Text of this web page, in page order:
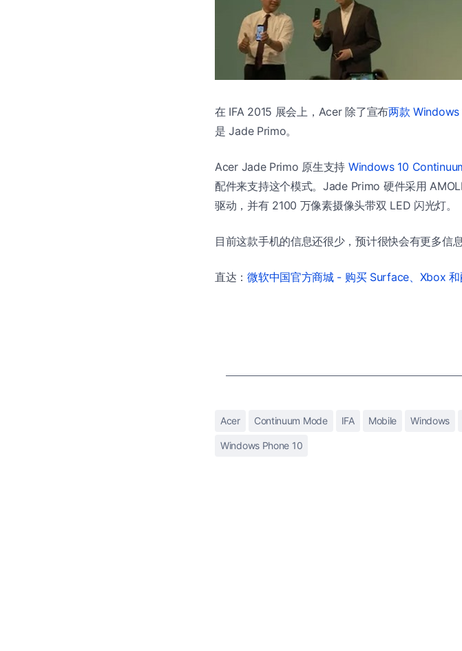
在 IFA 2015 展会上，Acer 除了宣布两款
是 Jade Primo。
Acer Jade Primo 原生支持 Windows 10
配件来支持这个模式。Jade Primo 硬件采用
驱动，并有 2100 万像素摄像头带双 LED 闪光灯。
目前这款手机的信息还很少，预计很快会有更多信
直达：微软中国官方商城 - 购买 Surface、Xbox 和
Acer Continuum Mode IFA Mobile Windows
Windows Phone 10